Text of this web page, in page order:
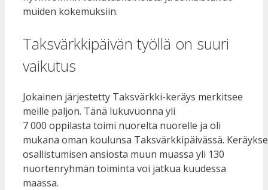
muiden kokemuksiin.
Taksvärkkipäivän työllä on suuri
vaikutus
Jokainen järjestetty Taksvärkki-keräys merkitsee
meille paljon. Tänä lukuvuonna yli
7 000 oppilasta toimi nuorelta nuorelle ja oli
mukana oman koulunsa Taksvärkkipäivässä.
osallistumisen ansiosta muun muassa yli 130
nuortenryhmän toiminta voi jatkua kuudessa
maassa.